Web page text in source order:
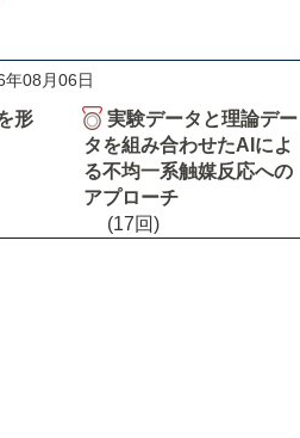
08月06日
形
実験データと理論デー
タを組み合わせたAIによ
る不均一系触媒反応への
アプローチ
(17回)